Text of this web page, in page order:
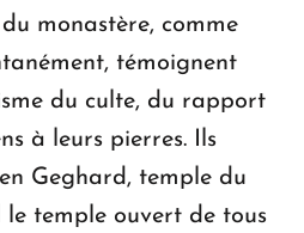
monastère, comme
témoignent
du culte, du rapport
à leurs pierres. Ils
Geghard, temple du
le temple ouvert de tous